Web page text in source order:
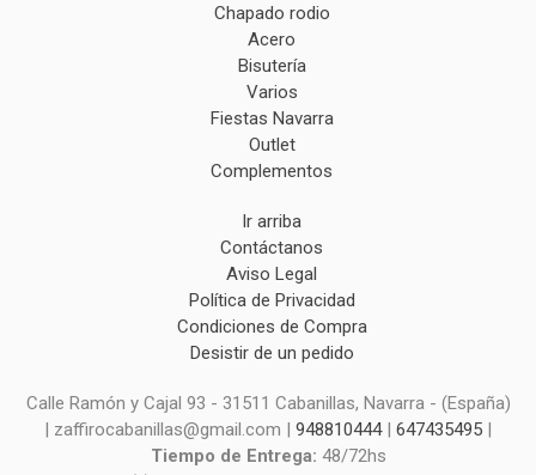
Chapado rodio
Acero
Bisutería
Varios
Fiestas Navarra
Outlet
Complementos
Ir arriba
Contáctanos
Aviso Legal
Política de Privacidad
Condiciones de Compra
Desistir de un pedido
Calle Ramón y Cajal 93 - 31511 Cabanillas, Navarra - (España)
| zaffirocabanillas@gmail.com | 948810444| 647435495 |
Tiempo de Entrega: 48/72hs